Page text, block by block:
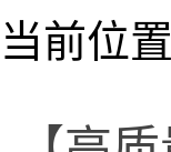
当前位